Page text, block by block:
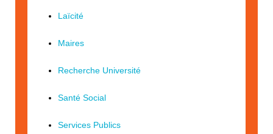
Laïcité
Maires
Recherche Université
Santé Social
Services Publics